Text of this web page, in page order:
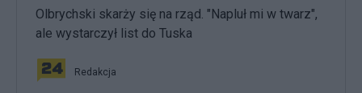
Olbrychski skarży się na rząd. "Napluł mi w twarz",
ale wystarczył list do Tuska
Redakcja